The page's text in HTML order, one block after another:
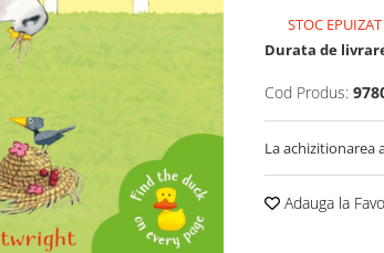
STOC EPUIZAT
Durata de
Cod Produs:
La achizitionarea
Adauga la